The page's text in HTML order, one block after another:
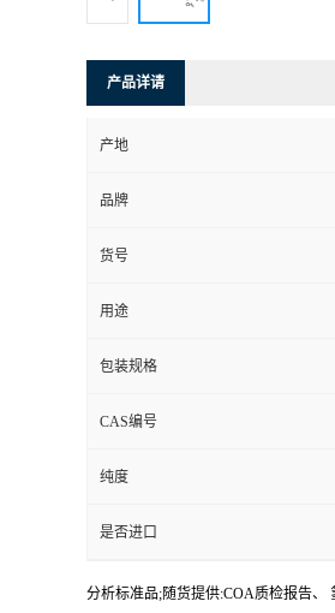
产品详请
产地
品牌
货号
用途
包装规格
CAS编号
纯度
是否进口
分析标准品;随货提供:COA质检报告、